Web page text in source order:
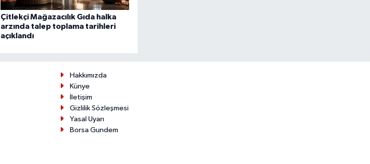
Çitlekçi Mağazacılık Gıda halka
arzında talep toplama tarihleri
açıklandı
Hakkımızda
Künye
İletişim
Gizlilik Sözleşmesi
Yasal Uyarı
Borsa Gundem